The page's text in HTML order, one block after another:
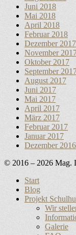
Juni 2018
Mai 2018
April 2018
Februar 2018
Dezember 2017
November
Oktober 2017
September
August 2017
Juni 2017
Mai 2017
April 2017
März 2017
Februar 2017
Januar 2017
Dezember 2016
© 2016 – 2026 Mag.
oben
scrollen
Start
Blog
Projekt
Wir
Galerie